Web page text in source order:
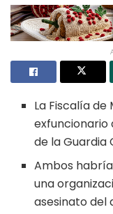
La Fiscalía
exfuncionario
de la Guardia
Ambos
una
asesinato del